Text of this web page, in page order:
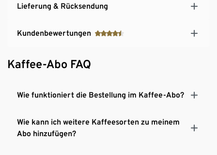
Lieferung & Rücksendung
Kundenbewertungen
Kaffee-Abo FAQ
Wie funktioniert die Bestellung im Kaffee-Abo?
Wie kann ich weitere Kaffeesorten zu meinem
Abo hinzufügen?